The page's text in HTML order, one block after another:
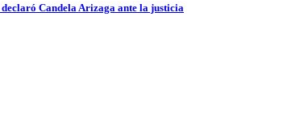
Candela Arizaga ante la justicia